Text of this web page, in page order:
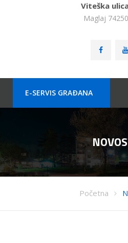
Viteška
Maglaj
E-SERVIS GRAÐANA
Početna